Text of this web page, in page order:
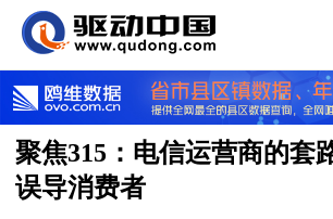
聚焦315：电信运营商的套
误导消费者